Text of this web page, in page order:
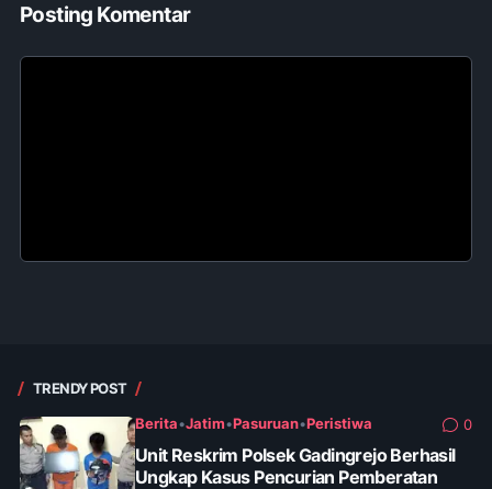
Posting Komentar
TRENDY POST
Berita•Jatim•Pasuruan•Peristiwa 0
Unit Reskrim Polsek Gadingrejo Berhasil
Ungkap Kasus Pencurian Pemberatan